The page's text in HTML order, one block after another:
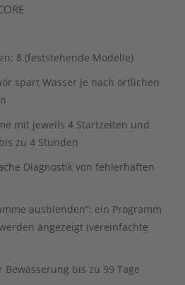
8 (feststehende Modelle)
spart Wasser je nach örtlichen
mit jeweils 4 Startzeiten und
zu 4 Stunden
Diagnostik von fehlerhaften
ausblenden“: ein Programm
angezeigt (vereinfachte
bis zu 99 Tage